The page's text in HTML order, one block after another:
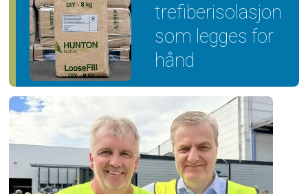
trefiber­isolasjon
som legges for
hånd